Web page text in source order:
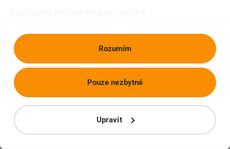
Rozumím
Upravit
Pouze nezbytné